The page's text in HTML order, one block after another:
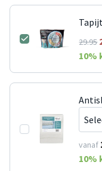
29.95
10%
vanaf
10%